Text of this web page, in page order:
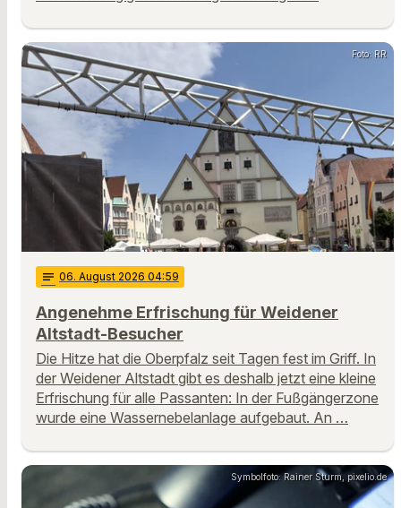
Foto: RR
notes 06. August 2026 04:59
Angenehme Erfrischung für Weidener
Altstadt-Besucher
Die Hitze hat die Oberpfalz seit Tagen fest im Griff. In
der Weidener Altstadt gibt es deshalb jetzt eine kleine
Erfrischung für alle Passanten: In der Fußgängerzone
wurde eine Wassernebelanlage aufgebaut. An …
Symbolfoto: Rainer Sturm, pixelio.de